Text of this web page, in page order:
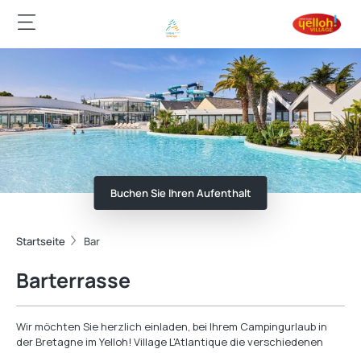
Buchen Sie Ihren Aufenthalt
Startseite Bar
Barterrasse
Wir möchten Sie herzlich einladen, bei Ihrem Campingurlaub in
der Bretagne im Yelloh! Village L'Atlantique die verschiedenen